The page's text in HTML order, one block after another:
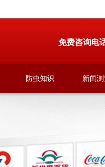
免费咨询电
防虫知识 新闻